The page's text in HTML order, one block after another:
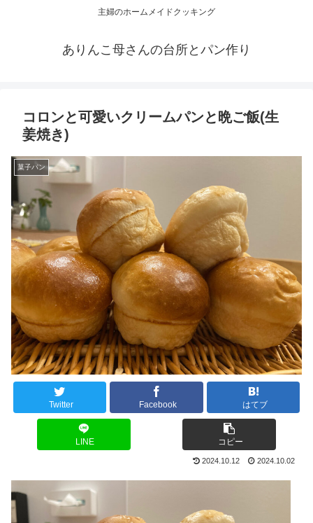
主婦のホームメイドクッキング
ありんこ母さんの台所とパン作り
コロンと可愛いクリームパンと晩ご飯(生
姜焼き)
菓子パン
Twitter Facebook はてブ
LINE コピー
2024.10.12 2024.10.02